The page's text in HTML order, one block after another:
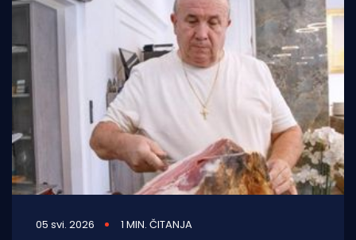
05 svi. 2026 1 MIN. ČITANJA